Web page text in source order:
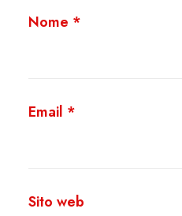
Nome *
Email *
Sito web